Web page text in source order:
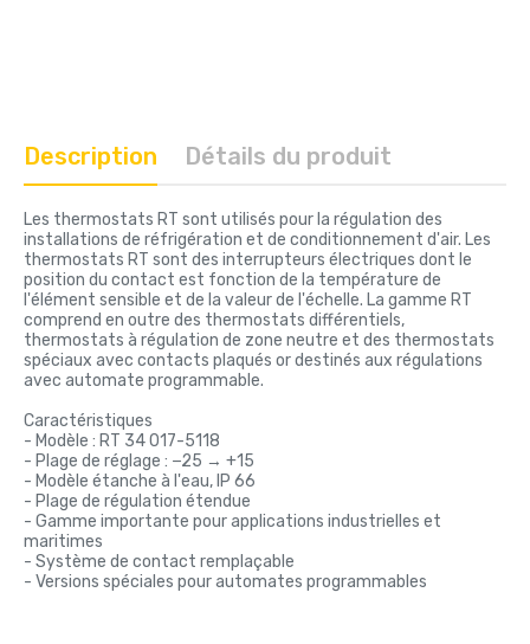
Description Détails du produit
Les thermostats RT sont utilisés pour la régulation des
installations de réfrigération et de conditionnement d'air. Les
thermostats RT sont des interrupteurs électriques dont le
position du contact est fonction de la température de
l'élément sensible et de la valeur de l'échelle. La gamme RT
comprend en outre des thermostats différentiels,
thermostats à régulation de zone neutre et des thermostats
spéciaux avec contacts plaqués or destinés aux régulations
avec automate programmable.
Caractéristiques
- Modèle : RT 34 017-5118
- Plage de réglage : −25 → +15
- Modèle étanche à l'eau, IP 66
- Plage de régulation étendue
- Gamme importante pour applications industrielles et
maritimes
- Système de contact remplaçable
- Versions spéciales pour automates programmables